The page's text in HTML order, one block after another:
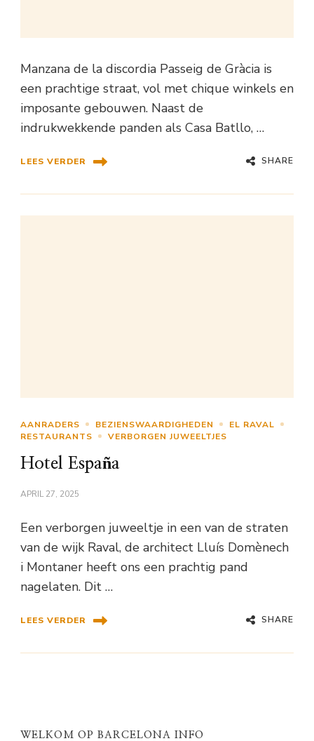
Manzana de la discordia Passeig de Gràcia is
een prachtige straat, vol met chique winkels en
imposante gebouwen. Naast de
indrukwekkende panden als Casa Batllo, …
LEES VERDER SHARE
AANRADERS BEZIENSWAARDIGHEDEN
EL RAVAL
RESTAURANTS
VERBORGEN JUWEELTJES
Hotel España
APRIL 27, 2025
Een verborgen juweeltje in een van de straten
van de wijk Raval, de architect Lluís Domènech
i Montaner heeft ons een prachtig pand
nagelaten. Dit …
LEES VERDER SHARE
WELKOM OP BARCELONA INFO